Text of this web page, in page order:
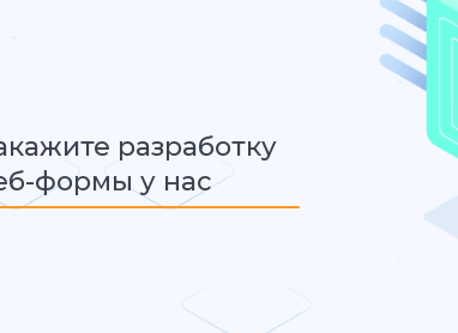
разработку
формы у нас